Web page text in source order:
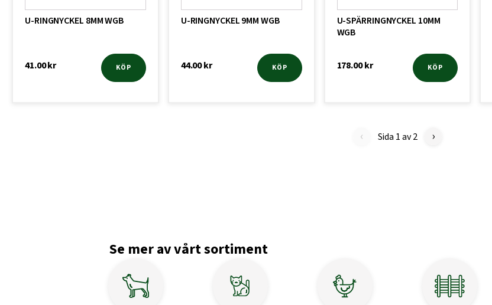
U-RINGNYCKEL 8MM WGB
41.00kr KÖP
U-RINGNYCKEL 9MM WGB
44.00kr KÖP
U-SPÄRRINGNYCKEL 10MM
WGB
178.00kr KÖP
‹ Sida 1 av 2 ›
Se mer av vårt sortiment